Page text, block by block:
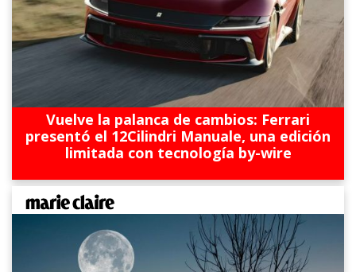
Vuelve la palanca de cambios: Ferrari
presentó el 12Cilindri Manuale, una edición
limitada con tecnología by-wire